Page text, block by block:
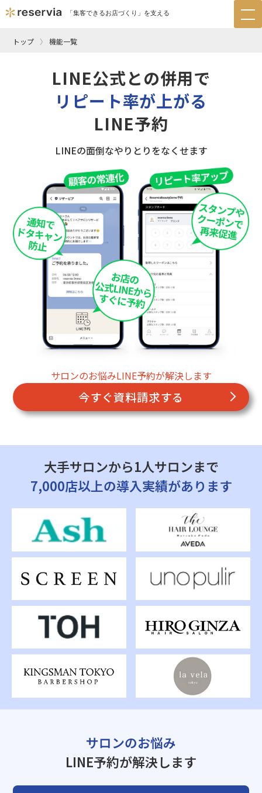
「集客できるお店づくり」を支える
トップ 機能一覧
LINE公式との併用で
リピート率が上がる
LINE予約
LINEの面倒なやりとりをなくせます
サロンのお悩みLINE予約が解決します
今すぐ資料請求する
大手サロンから1人サロンまで
7,000店以上の導入実績があります
サロンのお悩み
LINE予約が解決します